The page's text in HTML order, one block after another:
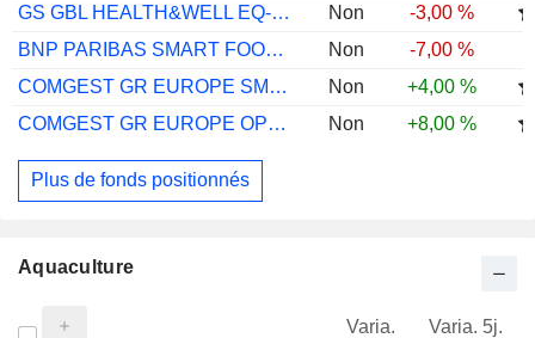
GS GBL HEALTH&WELL EQ-R CAP EUR
Non
-3,00 %
BNP PARIBAS SMART FOOD CL CAP
Non
-7,00 %
COMGEST GR EUROPE SMALLER EUR I ACC
Non
+4,00 %
COMGEST GR EUROPE OPPS EUR ACC
Non +8,00 %
Plus de fonds positionnés
Aquaculture
Varia. Varia. 5j.